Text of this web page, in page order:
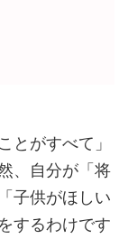
とがすべて」
、自分が「将
子供がほしい
するわけです